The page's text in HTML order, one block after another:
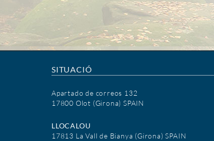
SITUACIÓ
Apartado de correos 132
17800 Olot (Girona) SPAIN
LLOCALOU
17813 La Vall de Bianya (Girona) SPAIN